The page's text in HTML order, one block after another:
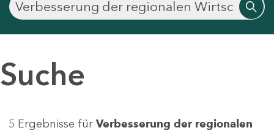
Suche
5 Ergebnisse für Verbesserung der regionalen